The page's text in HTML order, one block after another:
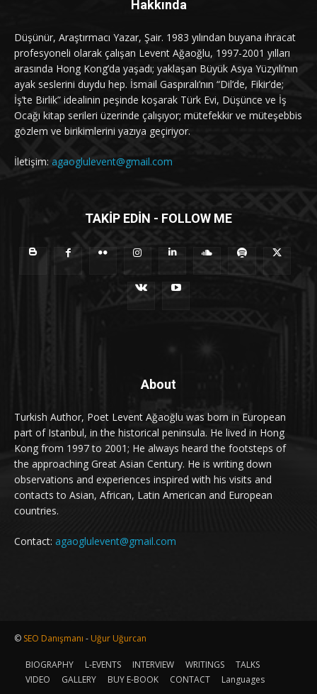
Hakkında
Düşünür, Araştırmacı Yazar, Şair. 1983 yılından buyana ihracat
profesyoneli olarak çalışan Levent Ağaoğlu, 1997-2001 yılları
arasında Hong Kong’da yaşadı; yaklaşan Büyük Asya Yüzyılı’nın
ayak seslerini duydu hep. İsmail Gaspıralı’nın “Dil’de, Fikir’de;
İş’te Birlik” idealinin peşinde koşarak Türk Evi, Düşünce ve İş
Ocağı kitap serileri üzerinde çalışıyor; mütefekkir ve müteşebbis
gözlem ve birikimlerini yazıya geçiriyor.
İletişim: agaoglulevent@gmail.com
TAKİP EDİN - FOLLOW ME
About
Turkish Author, Poet Levent Ağaoğlu was born in European
part of Istanbul, in the historical peninsula. He lived in Hong
Kong from 1997 to 2001; He always heard the footsteps of
the approaching Great Asian Century. He is writing down
observations and experiences inspired with his visits and
contacts to Asian, African, Latin American and European
countries.
Contact: agaoglulevent@gmail.com
© SEO Danışmanı - Uğur Uğurcan
BIOGRAPHY L-EVENTS INTERVIEW WRITINGS
TALKS
VIDEO
GALLERY BUY E-BOOK CONTACT Languages